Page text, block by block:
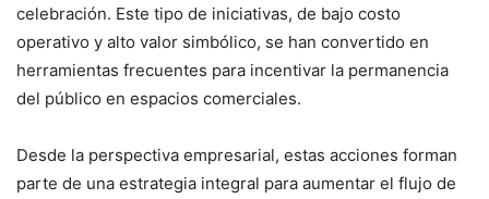
celebración. Este tipo de iniciativas, de bajo costo
operativo y alto valor simbólico, se han convertido en
herramientas frecuentes para incentivar la permanencia
del público en espacios comerciales.
Desde la perspectiva empresarial, estas acciones forman
parte de una estrategia integral para aumentar el flujo de